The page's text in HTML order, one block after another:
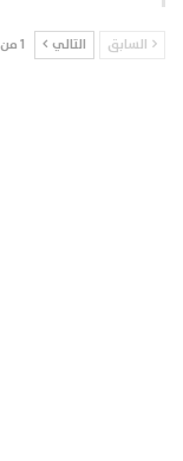
السابق التالي 1 من 2٬214